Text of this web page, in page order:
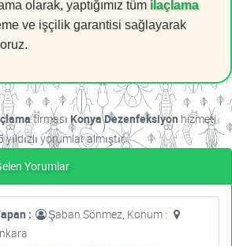
olarak, yaptığımız tüm ilaçlama
ve işçilik garantisi sağlayarak
firması Konya Dezenfeksiyon hizmeti
yorumlar almıştır.
Yorumlar
:
Şaban Sönmez, Konum :